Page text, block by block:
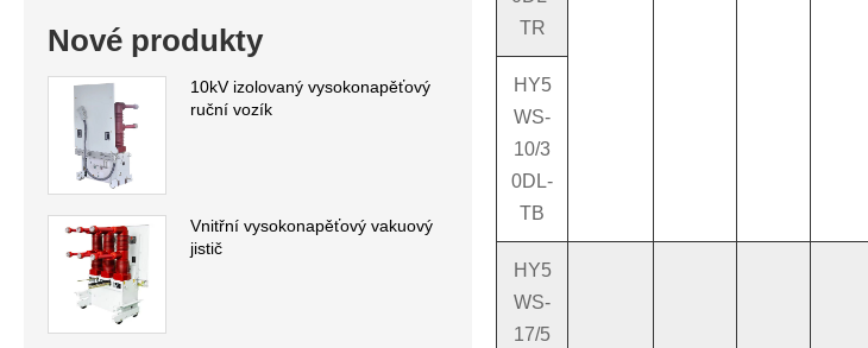
Nové produkty
10kV izolovaný vysokonapěťový
ruční vozík
Vnitřní vysokonapěťový vakuový
jistič
TR
HY5
WS-
10/3
0DL-
TB
HY5
WS-
17/5